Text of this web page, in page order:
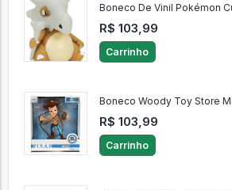
Boneco De Vinil Pokémon
R$ 103,99
Carrinho
Boneco Woody Toy Store
R$ 103,99
Carrinho